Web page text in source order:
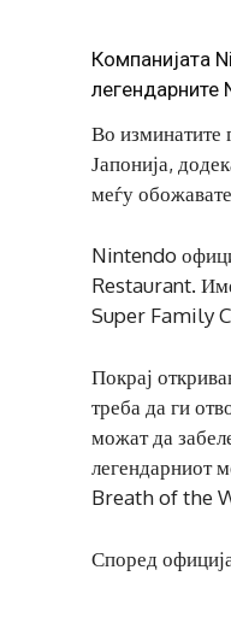
Компанијата
Во изминатите
Јапонија,
меѓу
Nintendo
Restaurant.
Super Family
Покрај
треба да ги
можат да
легендарниот
Breath of the
Според